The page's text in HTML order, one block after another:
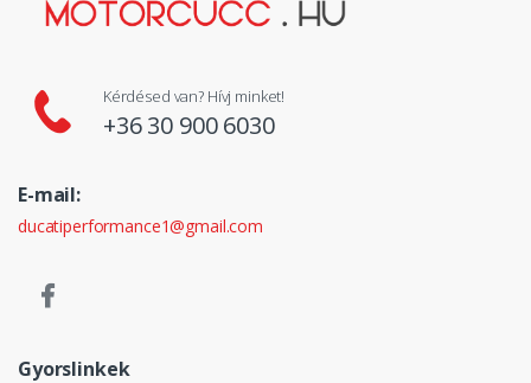
Kérdésed van? Hívj minket!
+36 30 900 6030
E-mail:
ducatiperformance1@gmail.com
Gyorslinkek